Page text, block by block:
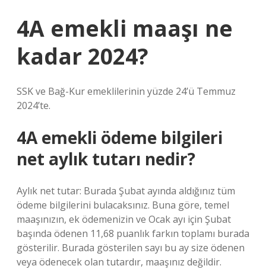
4A emekli maaşı ne
kadar 2024?
SSK ve Bağ-Kur emeklilerinin yüzde 24’ü Temmuz
2024’te.
4A emekli ödeme bilgileri
net aylık tutarı nedir?
Aylık net tutar: Burada Şubat ayında aldığınız tüm
ödeme bilgilerini bulacaksınız. Buna göre, temel
maaşınızın, ek ödemenizin ve Ocak ayı için Şubat
başında ödenen 11,68 puanlık farkın toplamı burada
gösterilir. Burada gösterilen sayı bu ay size ödenen
veya ödenecek olan tutardır, maaşınız değildir.